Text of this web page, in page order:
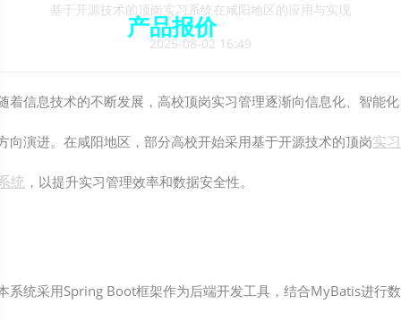
产品报价
基于开源技术的顶岗实习系统在咸阳地区的应用与实现
2025-08-02 16:49
着信息技术的不断发展，高校顶岗实习管理逐渐向信息化、智能化
向演进。在咸阳地区，部分高校开始采用基于开源技术的顶岗实习
统 ，以提升实习管理效率和数据安全性。
系统采用Spring Boot框架作为后端开发工具，结合MyBatis进行数